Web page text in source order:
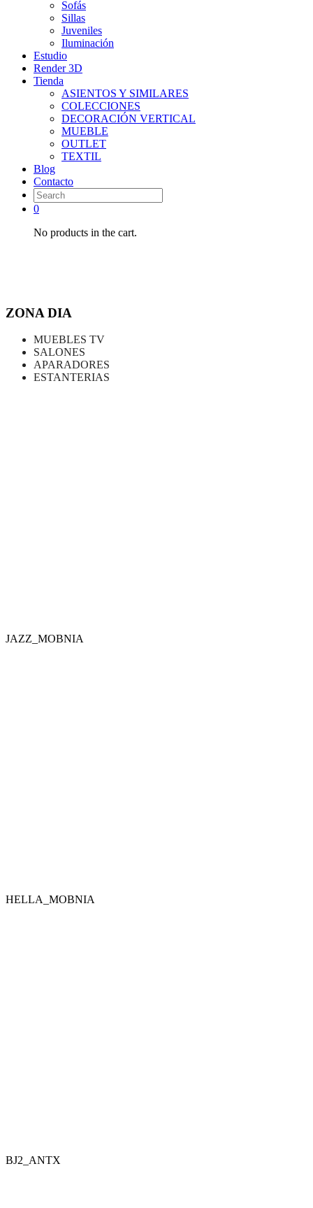
Sofás
Sillas
Juveniles
Iluminación
Estudio
Render 3D
Tienda
ASIENTOS Y SIMILARES
COLECCIONES
DECORACIÓN VERTICAL
MUEBLE
OUTLET
TEXTIL
Blog
Contacto
0
No products in the cart.
ZONA DIA
MUEBLES TV
SALONES
APARADORES
ESTANTERIAS
JAZZ_MOBNIA
HELLA_MOBNIA
BJ2_ANTX